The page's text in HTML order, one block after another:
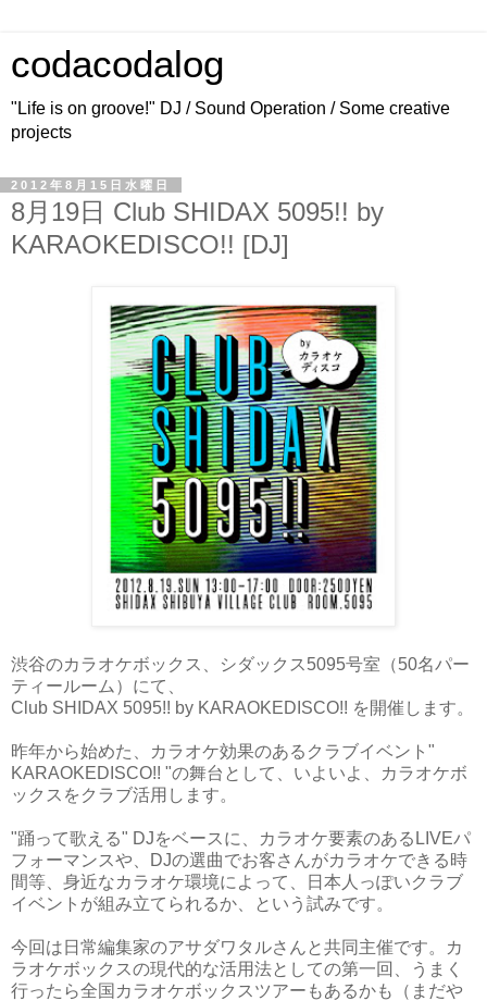
codacodalog
"Life is on groove!" DJ / Sound Operation / Some creative
projects
2012年8月15日水曜日
8月19日 Club SHIDAX 5095!! by
KARAOKEDISCO!! [DJ]
渋谷のカラオケボックス、シダックス5095号室（50名パー
ティールーム）にて、
Club SHIDAX 5095!! by KARAOKEDISCO!! を開催します。
昨年から始めた、カラオケ効果のあるクラブイベント"
KARAOKEDISCO!! "の舞台として、いよいよ、カラオケボ
ックスをクラブ活用します。
"踊って歌える" DJをベースに、カラオケ要素のあるLIVEパ
フォーマンスや、DJの選曲でお客さんがカラオケできる時
間等、身近なカラオケ環境によって、日本人っぽいクラブ
イベントが組み立てられるか、という試みです。
今回は日常編集家のアサダワタルさんと共同主催です。カ
ラオケボックスの現代的な活用法としての第一回、うまく
行ったら全国カラオケボックスツアーもあるかも（まだや